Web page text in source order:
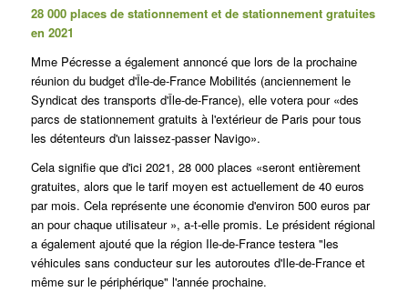
28 000 places de stationnement et de stationnement gratuites
en 2021
Mme Pécresse a également annoncé que lors de la prochaine
réunion du budget d'Île-de-France Mobilités (anciennement le
Syndicat des transports d'Île-de-France), elle votera pour «des
parcs de stationnement gratuits à l'extérieur de Paris pour tous
les détenteurs d'un laissez-passer Navigo».
Cela signifie que d'ici 2021, 28 000 places «seront entièrement
gratuites, alors que le tarif moyen est actuellement de 40 euros
par mois. Cela représente une économie d'environ 500 euros par
an pour chaque utilisateur », a-t-elle promis. Le président régional
a également ajouté que la région Ile-de-France testera "les
véhicules sans conducteur sur les autoroutes d'Ile-de-France et
même sur le périphérique" l'année prochaine.